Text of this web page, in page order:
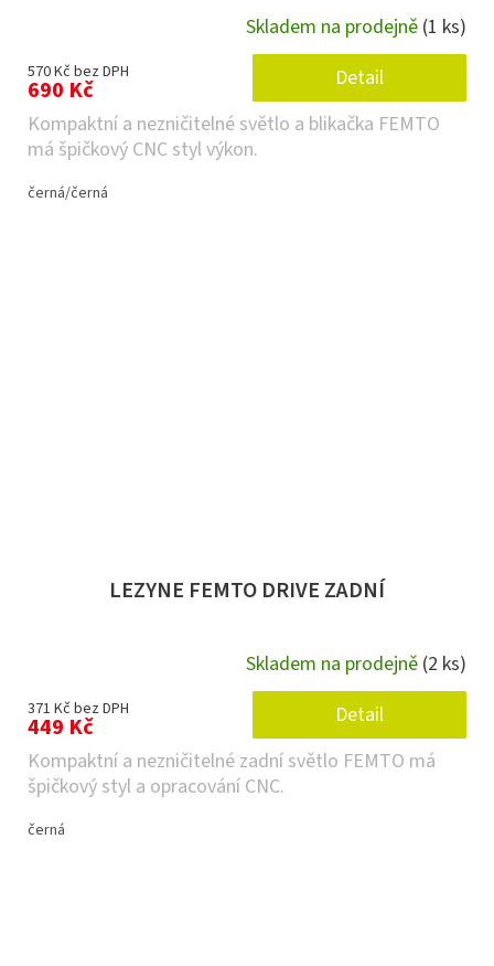
Skladem na prodejně (1 ks)
570 Kč bez DPH
690 Kč
Detail
Kompaktní a nezničitelné světlo a blikačka FEMTO
má špičkový CNC styl výkon.
černá/černá
LEZYNE FEMTO DRIVE ZADNÍ
Skladem na prodejně (2 ks)
371 Kč bez DPH
449 Kč
Detail
Kompaktní a nezničitelné zadní světlo FEMTO má
špičkový styl a opracování CNC.
černá